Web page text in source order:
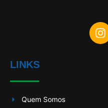
LINKS
Quem Somos